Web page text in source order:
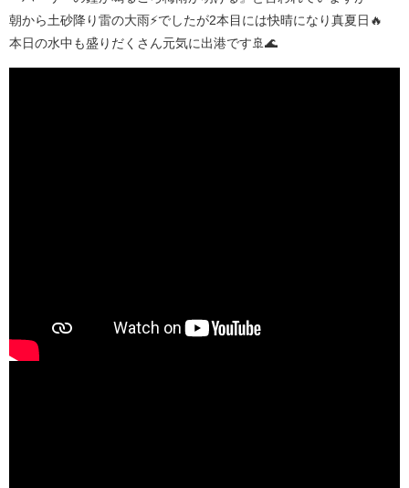
朝から土砂降り雷の大雨⚡でしたが2本目には快晴になり真夏日🔥
本日の水中も盛りだくさん元気に出港です🚢🌊